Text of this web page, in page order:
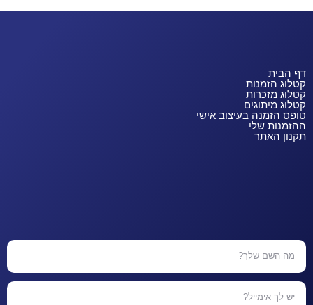
דף הבית
קטלוג הזמנות
קטלוג מזכרות
קטלוג מיתוגים
טופס הזמנה בעיצוב אישי
ההזמנות שלי
תקנון האתר